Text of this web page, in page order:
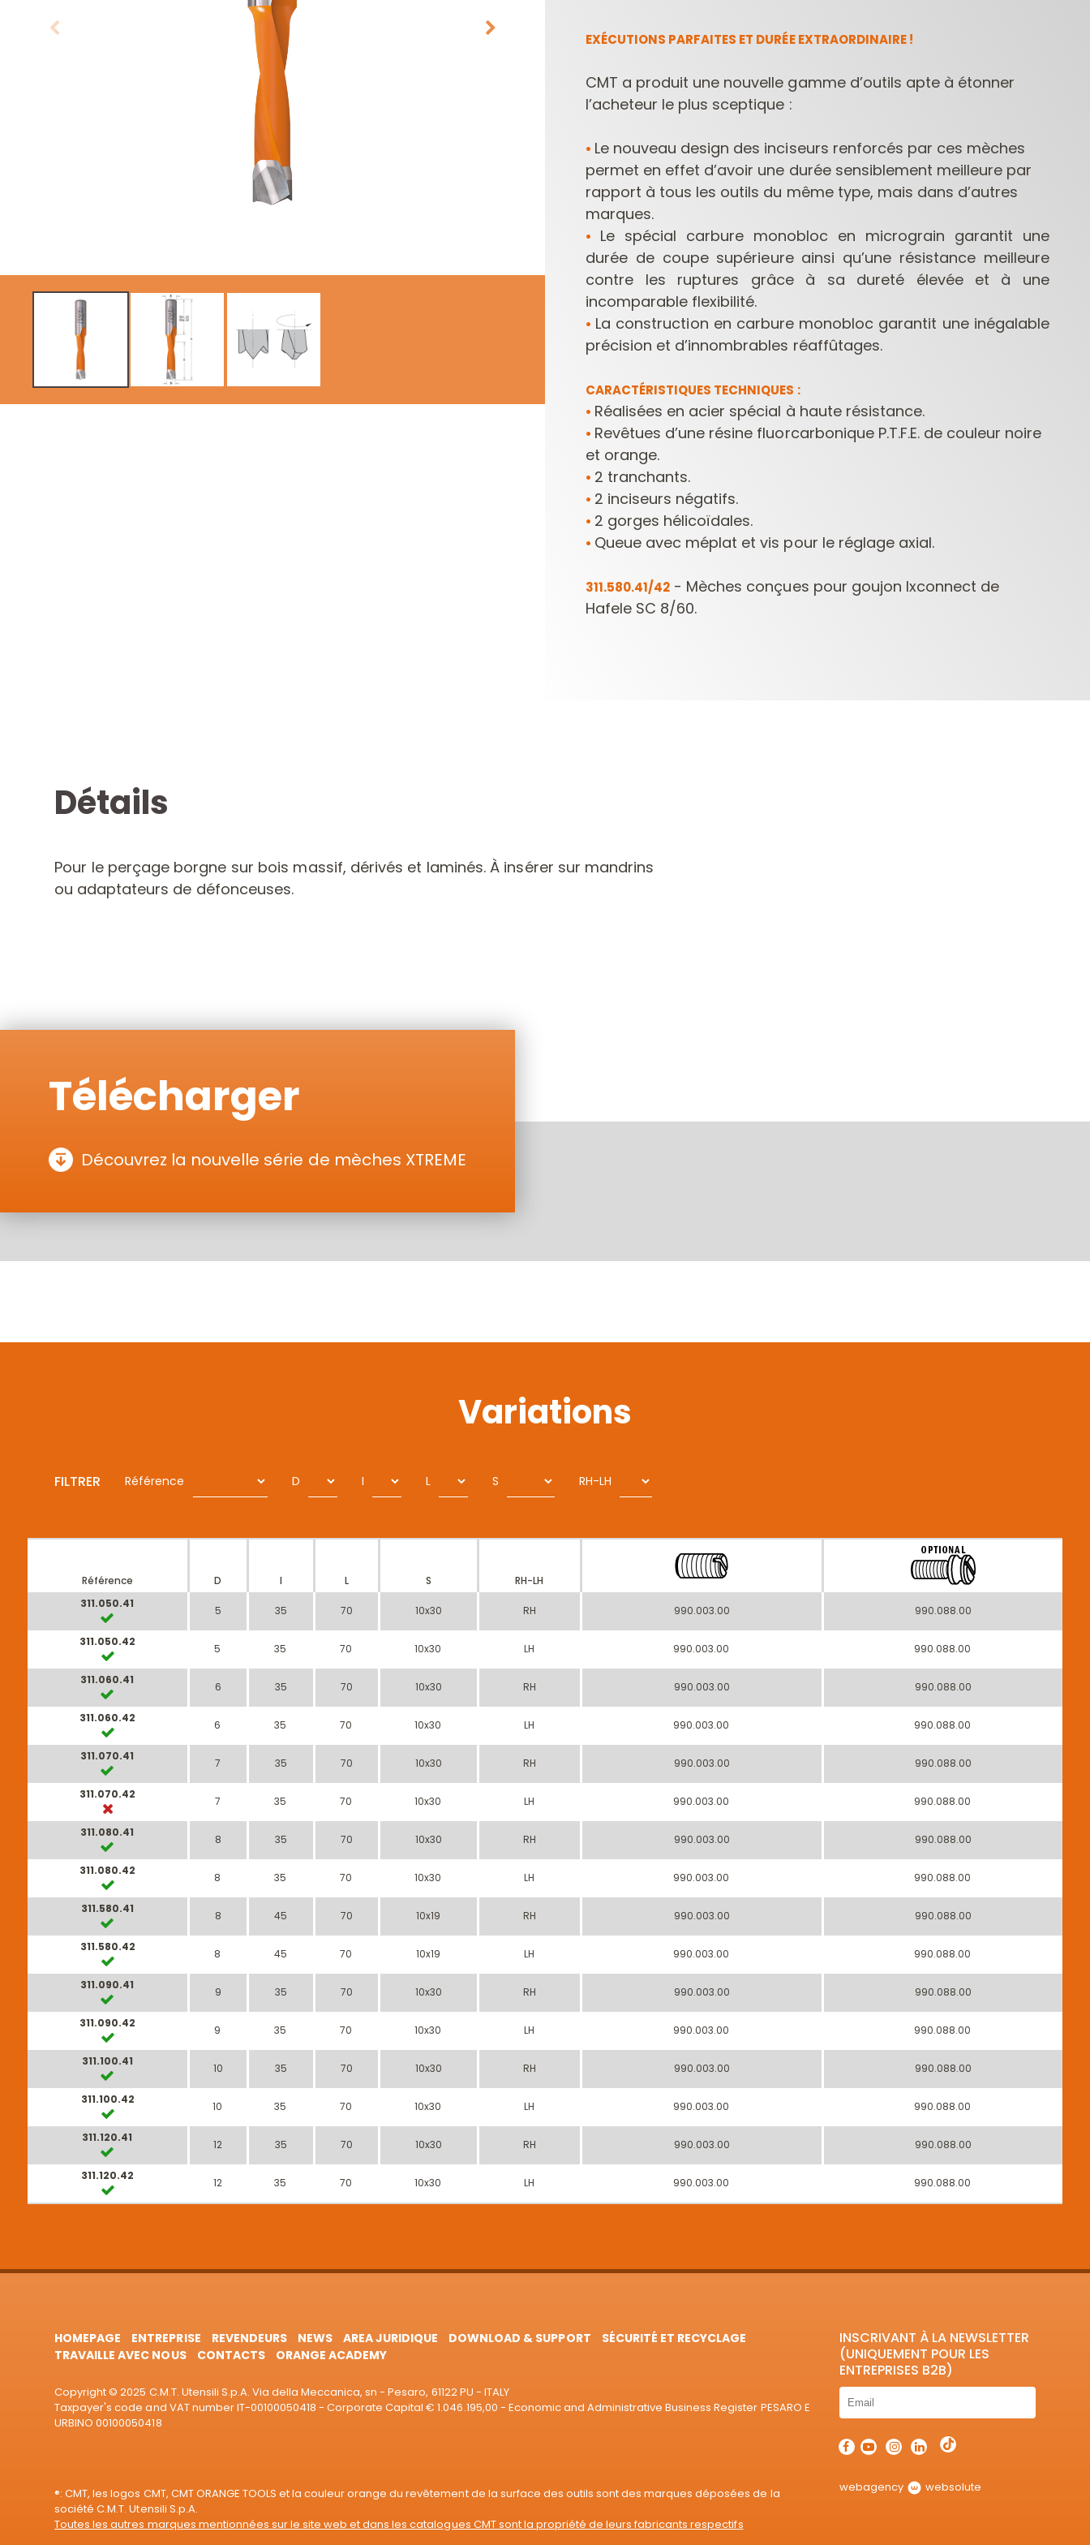
LAMES DE SCIES
SABRES
COFFRETS DE
FRAISES POUR
DÉFONCEUSES
FRAISES POUR
DÉFONCEUSES
MÈCHES POUR
PERCEUSES
EXÉCUTIONS PARFAITES ET DURÉE EXTRAORDINAIRE !
CMT a produit une nouvelle gamme d’outils apte à étonner
l’acheteur le plus sceptique :
• Le nouveau design des inciseurs renforcés par ces mèches
permet en effet d’avoir une durée sensiblement meilleure par
rapport à tous les outils du même type, mais dans d’autres
marques.
• Le spécial carbure monobloc en micrograin garantit une
durée de coupe supérieure ainsi qu’une résistance meilleure
contre les ruptures grâce à sa dureté élevée et à une
incomparable flexibilité.
• La construction en carbure monobloc garantit une inégalable
précision et d’innombrables réaffûtages.
CARACTÉRISTIQUES TECHNIQUES :
• Réalisées en acier spécial à haute résistance.
• Revêtues d’une résine fluorcarbonique P.T.F.E. de couleur noire
et orange.
• 2 tranchants.
• 2 inciseurs négatifs.
• 2 gorges hélicoïdales.
• Queue avec méplat et vis pour le réglage axial.
311.580.41/42 - Mèches conçues pour goujon Ixconnect de
Hafele SC 8/60.
Détails
Pour le perçage borgne sur bois massif, dérivés et laminés. À insérer sur mandrins
ou adaptateurs de défonceuses.
Télécharger
Découvrez la nouvelle série de mèches XTREME
Variations
FILTRER Référence D I L S RH-LH
Référence D I L S
RH-LH
311.050.41
5 35 70 10x30 RH 990.003.00 990.088.00
311.050.42
5 35 70 10x30 LH 990.003.00 990.088.00
311.060.41
6 35 70 10x30 RH 990.003.00 990.088.00
311.060.42
6 35 70 10x30 LH 990.003.00 990.088.00
311.070.41
7 35 70 10x30 RH 990.003.00 990.088.00
311.070.42
7 35 70 10x30 LH 990.003.00 990.088.00
311.080.41
8 35 70 10x30 RH 990.003.00 990.088.00
311.080.42
8 35 70 10x30 LH 990.003.00 990.088.00
311.580.41
8 45 70 10x19 RH 990.003.00 990.088.00
311.580.42
8 45 70 10x19 LH 990.003.00 990.088.00
311.090.41
9 35 70 10x30 RH 990.003.00 990.088.00
311.090.42
9 35 70 10x30 LH 990.003.00 990.088.00
311.100.41
10 35 70 10x30 RH 990.003.00 990.088.00
311.100.42
10 35 70 10x30 LH 990.003.00 990.088.00
311.120.41
12 35 70 10x30 RH 990.003.00 990.088.00
311.120.42
12 35 70 10x30 LH 990.003.00 990.088.00
HOMEPAGE ENTREPRISE REVENDEURS NEWS AREA JURIDIQUE DOWNLOAD & SUPPORT
SÉCURITÉ ET RECYCLAGE
TRAVAILLE AVEC NOUS
CONTACTS ORANGE ACADEMY
Copyright © 2025 C.M.T. Utensili S.p.A. Via della Meccanica, sn - Pesaro, 61122 PU - ITALY
Taxpayer's code and VAT number IT-00100050418 - Corporate Capital € 1.046.195,00 - Economic and Administrative Business Register PESARO E
URBINO 00100050418
®: CMT, les logos CMT, CMT ORANGE TOOLS et la couleur orange du revêtement de la surface des outils sont des marques déposées de la
société C.M.T. Utensili S.p.A.
Toutes les autres marques mentionnées sur le site web et dans les catalogues CMT sont la propriété de leurs fabricants respectifs
INSCRIVANT À LA NEWSLETTER
(UNIQUEMENT POUR LES
ENTREPRISES B2B)
webagency websolute